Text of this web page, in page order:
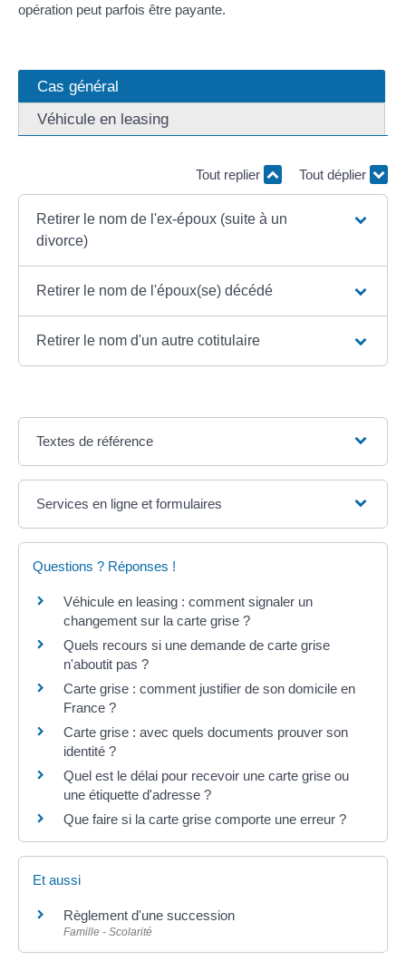
opération peut parfois être payante.
Cas général
Véhicule en leasing
Tout replier Tout déplier
Retirer le nom de l'ex-époux (suite à un
divorce)
Retirer le nom de l'époux(se) décédé
Retirer le nom d'un autre cotitulaire
Textes de référence
Services en ligne et formulaires
Questions ? Réponses !
Véhicule en leasing : comment signaler un
changement sur la carte grise ?
Quels recours si une demande de carte grise
n'aboutit pas ?
Carte grise : comment justifier de son domicile en
France ?
Carte grise : avec quels documents prouver son
identité ?
Quel est le délai pour recevoir une carte grise ou
une étiquette d'adresse ?
Que faire si la carte grise comporte une erreur ?
Et aussi
Règlement d'une succession
Famille - Scolarité